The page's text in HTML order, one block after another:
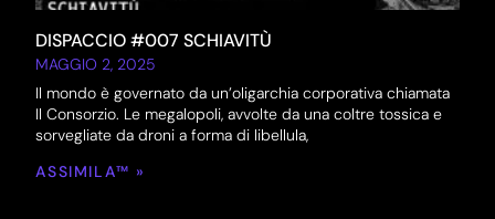
DISPACCIO #007 SCHIAVITÙ
MAGGIO 2, 2025
Il mondo è governato da un’oligarchia corporativa chiamata
Il Consorzio. Le megalopoli, avvolte da una coltre tossica e
sorvegliate da droni a forma di libellula,
ASSIMILA™ »